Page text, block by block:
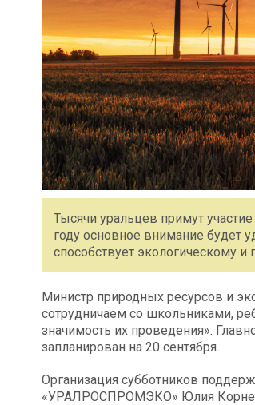
Тысячи уральцев примут
году основное внимание будет
способствует экологическому
Министр природных ресурсов и
сотрудничаем со школьниками,
значимость их проведения».
запланирован на 20 сентября.
Организация субботников
«УРАЛРОСПРОМЭКО» Юлия